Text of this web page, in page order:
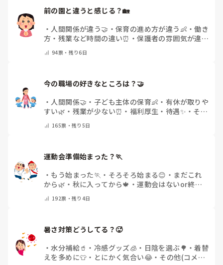
腰痛、膝痛お持ちの方は、どの程度の痛みで働かれているの
でしょうか。
痛みには強い方と思っていました。
今回は、今少し治まっている痛みがぶり返したどうしようと
いう思いもあり、ちょっと無理かも…と思い始めています。
に行ってより酷くなって帰ってきたことがあり、怖くて行け
しているように見えると言われました。
日頃からそのことの関わりはしっかり持てるように意識はし
ていますが…
今後どのように関わっていけばいいのか悩んでいます。
前の園と違うと感じる？🏡
・ 人間関係が違う🤝 ・ 保育の進め方が違う👶 ・働き
方・残業など時間の違い⏰ ・保護者の雰囲気が違う
で教えてください)
94票・ 残り6日
・ 人間関係🤝 ・ 子ども主体の保育👶 ・ 有休が取りや
すい🌿 ・ 残業が少ない⏰ ・ 福利厚生・待遇✨ ・ その
165票・残り5日
運動会準備始まった？🏃
・ もう始まった🏃 ・ そろそろ始まる😊 ・ まだこれ
から🌿 ・ 秋に入ってから🍁 ・運動会はないor終わ
192票・残り4日
暑さ対策どうしてる？🥵
・水分補給🥤 ・ 冷感グッズ🧊 ・ 日陰を選ぶ🌳 ・着替
えを多めに👕 ・ とにかく気合い😂・ その他(コメン